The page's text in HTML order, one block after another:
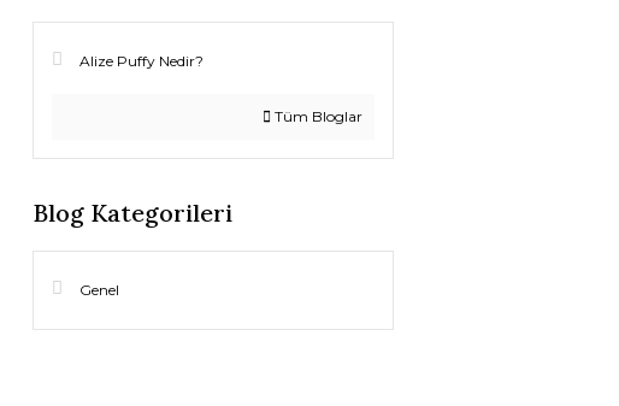
Alize Puffy Nedir?
Tüm Bloglar
Blog Kategorileri
Genel